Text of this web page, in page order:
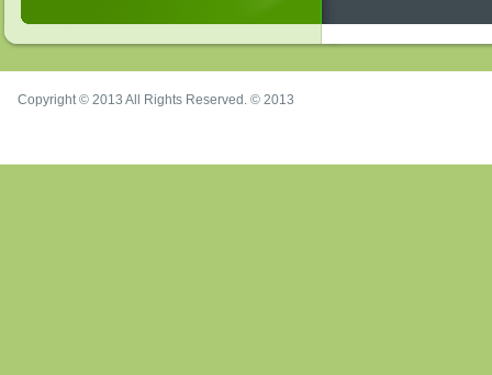
Copyright © 2013 All Rights Reserved. © 2013